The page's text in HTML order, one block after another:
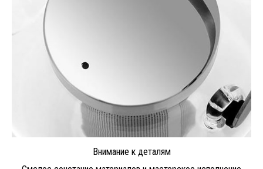
Внимание к деталям